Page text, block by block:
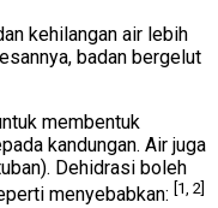
kehilangan air lebih
badan bergelut
membentuk
kandungan. Air juga
Dehidrasi boleh
menyebabkan: [1, 2]